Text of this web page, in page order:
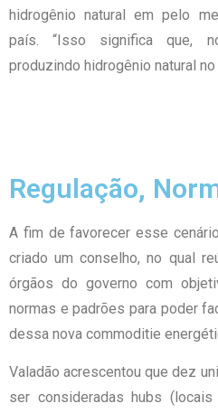
hidrogênio natural em pelo
país. “Isso significa que,
produzindo hidrogênio natural
Regulação,
A fim de favorecer esse
criado um conselho, no qual
órgãos do governo com
normas e padrões para poder
dessa nova commoditie
Valadão acrescentou que dez
ser consideradas hubs